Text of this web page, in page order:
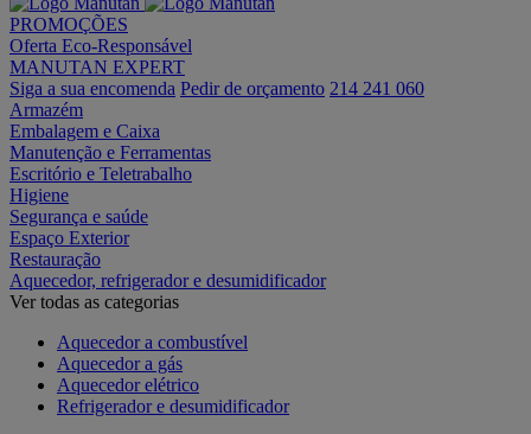
PROMOÇÕES
Oferta Eco-Responsável
MANUTAN EXPERT
Siga a sua encomenda Pedir de orçamento 214 241 060
Armazém
Embalagem e Caixa
Manutenção e Ferramentas
Escritório e Teletrabalho
Higiene
Segurança e saúde
Espaço Exterior
Restauração
Aquecedor, refrigerador e desumidificador
Ver todas as categorias
Aquecedor a combustível
Aquecedor a gás
Aquecedor elétrico
Refrigerador e desumidificador